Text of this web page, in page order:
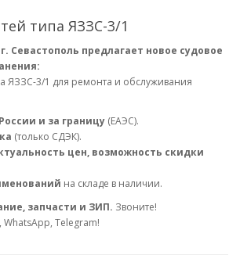
типа ЯЗЗС-3/1
Севастополь предлагает новое судовое
ЯЗЗС-3/1 для ремонта и обслуживания
и за границу (ЕАЭС).
(только СДЭК).
цен, возможность скидки
на складе в наличии.
запчасти и ЗИП. Звоните!
WhatsApp, Telegram!